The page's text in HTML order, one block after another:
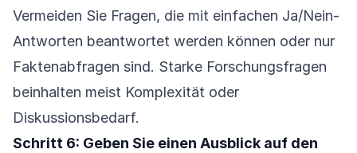
Vermeiden Sie Fragen, die mit einfachen Ja/Nein-
Antworten beantwortet werden können oder nur
Faktenabfragen sind. Starke Forschungsfragen
beinhalten meist Komplexität oder
Diskussionsbedarf.
Schritt 6: Geben Sie einen Ausblick auf den